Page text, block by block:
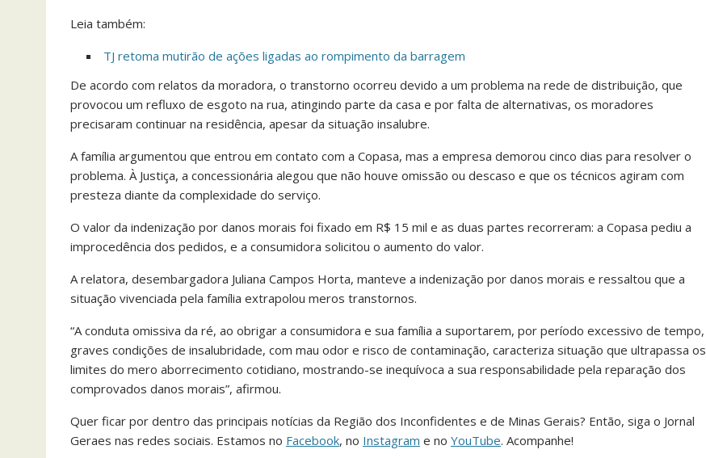
Leia também:
TJ retoma mutirão de ações ligadas ao rompimento da barragem
De acordo com relatos da moradora, o transtorno ocorreu devido a um problema na rede de distribuição, que
provocou um refluxo de esgoto na rua, atingindo parte da casa e por falta de alternativas, os moradores
precisaram continuar na residência, apesar da situação insalubre.
A família argumentou que entrou em contato com a Copasa, mas a empresa demorou cinco dias para resolver o
problema. À Justiça, a concessionária alegou que não houve omissão ou descaso e que os técnicos agiram com
presteza diante da complexidade do serviço.
O valor da indenização por danos morais foi fixado em R$ 15 mil e as duas partes recorreram: a Copasa pediu a
improcedência dos pedidos, e a consumidora solicitou o aumento do valor.
A relatora, desembargadora Juliana Campos Horta, manteve a indenização por danos morais e ressaltou que a
situação vivenciada pela família extrapolou meros transtornos.
“A conduta omissiva da ré, ao obrigar a consumidora e sua família a suportarem, por período excessivo de tempo,
graves condições de insalubridade, com mau odor e risco de contaminação, caracteriza situação que ultrapassa os
limites do mero aborrecimento cotidiano, mostrando-se inequívoca a sua responsabilidade pela reparação dos
comprovados danos morais”, afirmou.
Quer ficar por dentro das principais notícias da Região dos Inconfidentes e de Minas Gerais? Então, siga o Jornal
Geraes nas redes sociais. Estamos no Facebook, no Instagram e no YouTube. Acompanhe!